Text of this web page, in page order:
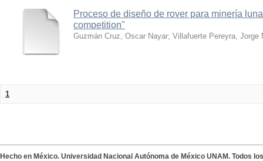
Proceso de diseño de rover para minería
competition"
Guzmán Cruz, Oscar Nayar; Villafuerte Pereyra, Jorge
1
Hecho en México. Universidad Nacional Autónoma de México UNAM. Todos